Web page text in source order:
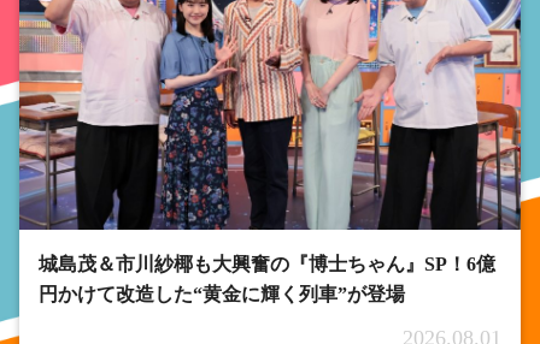
城島茂＆市川紗椰も大興奮の『博士ちゃん』SP！6億
円かけて改造した“黄金に輝く列車”が登場
2026.08.01